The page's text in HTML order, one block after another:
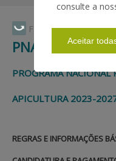
Faça Swipe para ver
AJUDAS/APOIOS
INFORMAÇÕES
PAGAMENTOS
PNASA 2023-
PROGRAMA NACIONAL
APICULTURA 2023-
REGRAS E INFORMAÇÕES
consulte a
Aceitar